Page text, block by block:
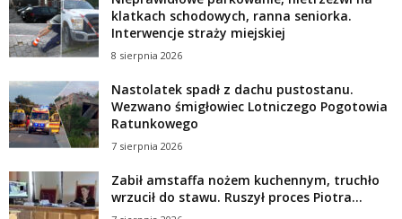
klatkach schodowych, ranna seniorka.
Interwencje straży miejskiej
8 sierpnia 2026
Nastolatek spadł z dachu pustostanu.
Wezwano śmigłowiec Lotniczego Pogotowia
Ratunkowego
7 sierpnia 2026
Zabił amstaffa nożem kuchennym, truchło
wrzucił do stawu. Ruszył proces Piotra...